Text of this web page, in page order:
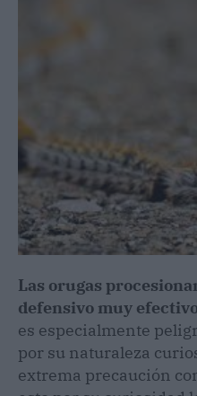
Las orugas
defensivo muy
es especialmente
por su naturaleza
extrema precaución